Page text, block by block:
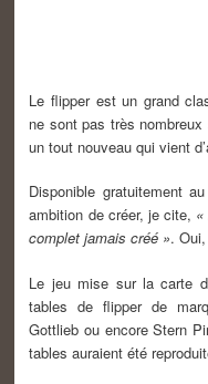
Le flipper est un grand
ne sont pas très
un tout nouveau qui vient
Disponible gratuitement
ambition de créer, je cite,
complet jamais créé ».
Le jeu mise sur la carte
tables de flipper de
Gottlieb ou encore Stern
tables auraient été